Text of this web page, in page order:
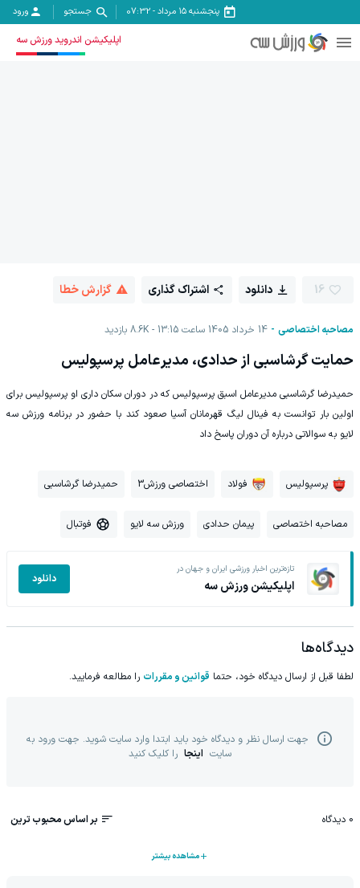
پنجشنبه ۱۵ مرداد -
07:32 جستجو ورود
اپلیکیشن اندروید ورزش سه
مصاحبه اختصاصی 14 خرداد 1405 ساعت 13:15 8.6K بازدید
16 دانلود اشتراک گذاری گزارش خطا
حمایت گرشاسبی از حدادی، مدیرعامل پرسپولیس
حمیدرضا گرشاسبی مدیرعامل اسبق پرسپولیس که در دوران سکان داری او پرسپولیس برای
اولین بار توانست به فینال لیگ قهرمانان آسیا صعود کند با حضور در برنامه ورزش سه
لایو به سوالاتی درباره آن دوران پاسخ داد
پرسپولیس فولاد اختصاصی ورزش3 حمیدرضا گرشاسبی
مصاحبه اختصاصی پیمان حدادی ورزش سه لایو فوتبال
تازه‌ترین اخبار ورزشی ایران و جهان در
اپلیکیشن ورزش سه دانلود
دیدگاه‌ها
لطفا قبل از ارسال دیدگاه خود، حتما قوانین و مقررات را مطالعه فرمایید.
جهت ارسال نظر و دیدگاه خود باید ابتدا وارد سایت شوید. جهت ورود به
سایت اینجا را کلیک کنید
0 دیدگاه بر اساس محبوب ترین
مشاهده بیشتر